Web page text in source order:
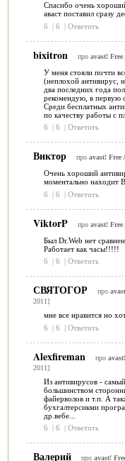
Спасибо очень
аваст поставил сразу
6
| 6 | Ответить
bixitron про avast!
У меня стояли почти
(неплохой антивирус,
два последних года
рекомендую, в первую
Среди бесплатных
по качеству работы с
6
| 6 | Ответить
Виктор про avast! Free
Очень хороший
моментально находит
6
| 6 | Ответить
ViktorP про avast!
Был Dr.Web нет
Работает как часы!!!!!
6
| 6 | Ответить
СВЯТОГОР про
2011]
мне все нравится но
6
| 6 | Ответить
Alexfireman про
2011]
Из антивирусов -
большинством
файерволов и т.п. А
бухгалтерсикми
др.вебе...
6
| 6 | Ответить
Валерий про avast!